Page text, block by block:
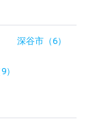
深谷市（6）
）